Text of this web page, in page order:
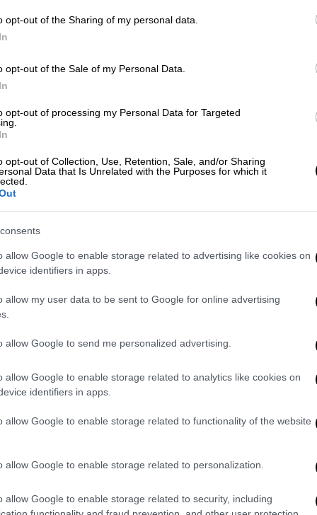
opt-out of the Sharing of my personal data.
opt-out of the Sale of my Personal Data.
opt-out of processing my Personal Data for Targeted
opt-out of Collection, Use, Retention, Sale, and/or Sharing
Data that Is Unrelated with the Purposes for which it
allow Google to enable storage related to advertising like cookies on
identifiers in apps.
allow my user data to be sent to Google for online advertising
allow Google to send me personalized advertising.
allow Google to enable storage related to analytics like cookies on
identifiers in apps.
allow Google to enable storage related to functionality of the website
allow Google to enable storage related to personalization.
allow Google to enable storage related to security, including
κόσκινο, την ώρα που για τους
μιντιακή στήριξη ή ανοχή.
νέα Ελλάδα και το Ελληνικό Όνειρο
στη Δεξιά, την ώρα που οι αληθινοί
και αποσυνθέτουν την κοινωνία.
οι άνθρωποι του μόχθου και της
της ευθύνης.
τόσων ετών θα σπάσουν.
προς τα μπρος, κι αυτό είναι μία
στιγμή -στα χρόνια του ‘80 και του ‘90-
μας.
για το ποδόσφαιρο».
τον Ζακ.
δε θα βιντεοσκοπούσαν τον
σε έναν βαθμό αλληλεγγύης που
ήρθε η κρίση, η διάλυση του
Ακροδεξιάς, το μίσος προς τους
που παρακολουθεί, υποκλέπτει και